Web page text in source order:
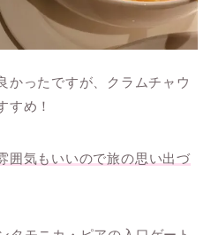
かったですが、クラムチャウ
すめ！
囲気もいいので旅の思い出づ